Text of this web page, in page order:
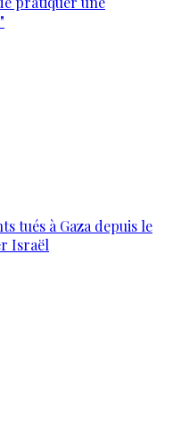
tués à Gaza depuis le
Israël